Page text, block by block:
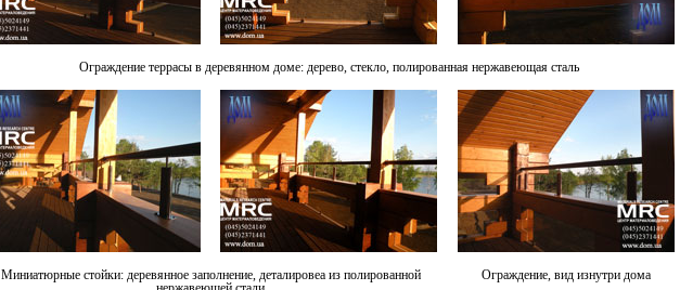
Ограждение террасы в деревянном доме: дерево, стекло, полированная нержавеющая сталь
Миниатюрные стойки: деревянное заполнение, деталировеа из полированной
Ограждение, вид изнутри дома